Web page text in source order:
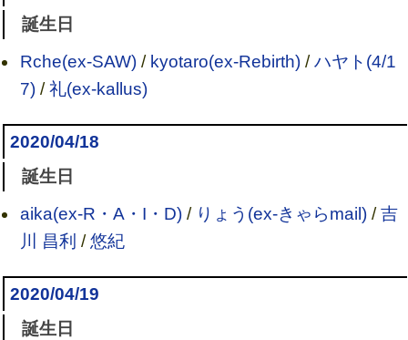
誕生日
Rche(ex-SAW)/ kyotaro(ex-Rebirth)/ハヤト(4/1
7)/礼(ex-kallus)
2020/04/18
誕生日
aika(ex-R・A・I・D)/ りょう(ex-きゃらmail)/吉
川 昌利 /悠紀
2020/04/19
誕生日